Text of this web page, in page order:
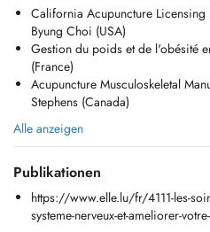
mention major de promotion) de
Traditionnelle Chinoise MING MEN
l'Académie de Médecine
de Médecine Traditionnelle Chinoise
Lors des séances, en plus d'un
recevrez des conseils en matière
nécessaire.
edition of ELLE magazine.
Nathalie Dessi specialised in
pain (chronic, muscular, digestive),
California Acupuncture
Byung Choi (USA)
Gestion du poids et de l'obésité
(France)
Acupuncture Musculoskeletal
Stephens (Canada)
Alle anzeigen
Publikationen
https://www.elle.lu/fr/4111-les-
systeme-nerveux-et-ameliorer-